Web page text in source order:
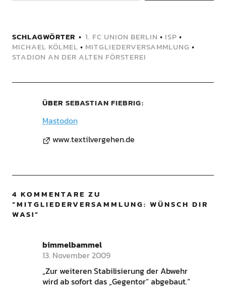
SCHLAGWÖRTER 1. FC UNION BERLIN • ISP •
MICHAEL KÖLMEL • MITGLIEDERVERSAMMLUNG •
STADION AN DER ALTEN FÖRSTEREI
ÜBER SEBASTIAN FIEBRIG
Mastodon
www.textilvergehen.de
4 KOMMENTARE ZU
“MITGLIEDERVERSAMMLUNG: WÜNSCH DIR
WAS!”
bimmelbammel
13. November 2009
„Zur weiteren Stabilisierung der Abwehr
wird ab sofort das „Gegentor“ abgebaut.“